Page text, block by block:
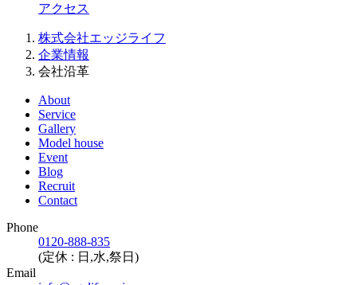
アクセス
株式会社エッジライフ
企業情報
会社沿革
About
Service
Gallery
Model house
Event
Blog
Recruit
Contact
Phone
0120-888-835
(定休 : 日,水,祭日)
Email